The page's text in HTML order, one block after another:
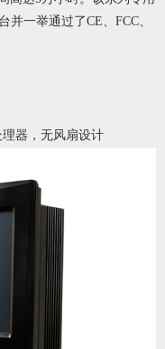
一举通过了CE、FCC、
理器，无风扇设计